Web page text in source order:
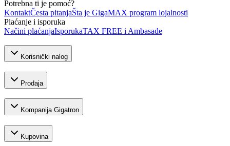
Potrebna ti je pomoć?
KontaktČesta pitanjaŠta je GigaMAX program lojalnosti
Plaćanje i isporuka
Načini plaćanjaIsporukaTAX FREE i Ambasade
Korisnički nalog
Prodaja
Kompanija Gigatron
Kupovina